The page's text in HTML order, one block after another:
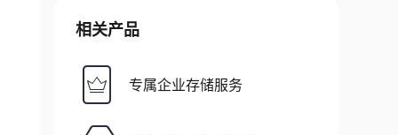
相关产品
专属企业存储服务